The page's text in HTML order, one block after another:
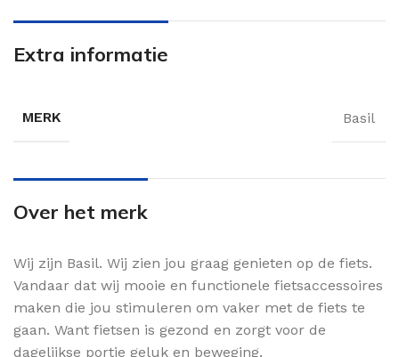
Extra informatie
MERK Basil
Over het merk
Wij zijn Basil. Wij zien jou graag genieten op de fiets.
Vandaar dat wij mooie en functionele fietsaccessoires
maken die jou stimuleren om vaker met de fiets te
gaan. Want fietsen is gezond en zorgt voor de
dagelijkse portie geluk en beweging.